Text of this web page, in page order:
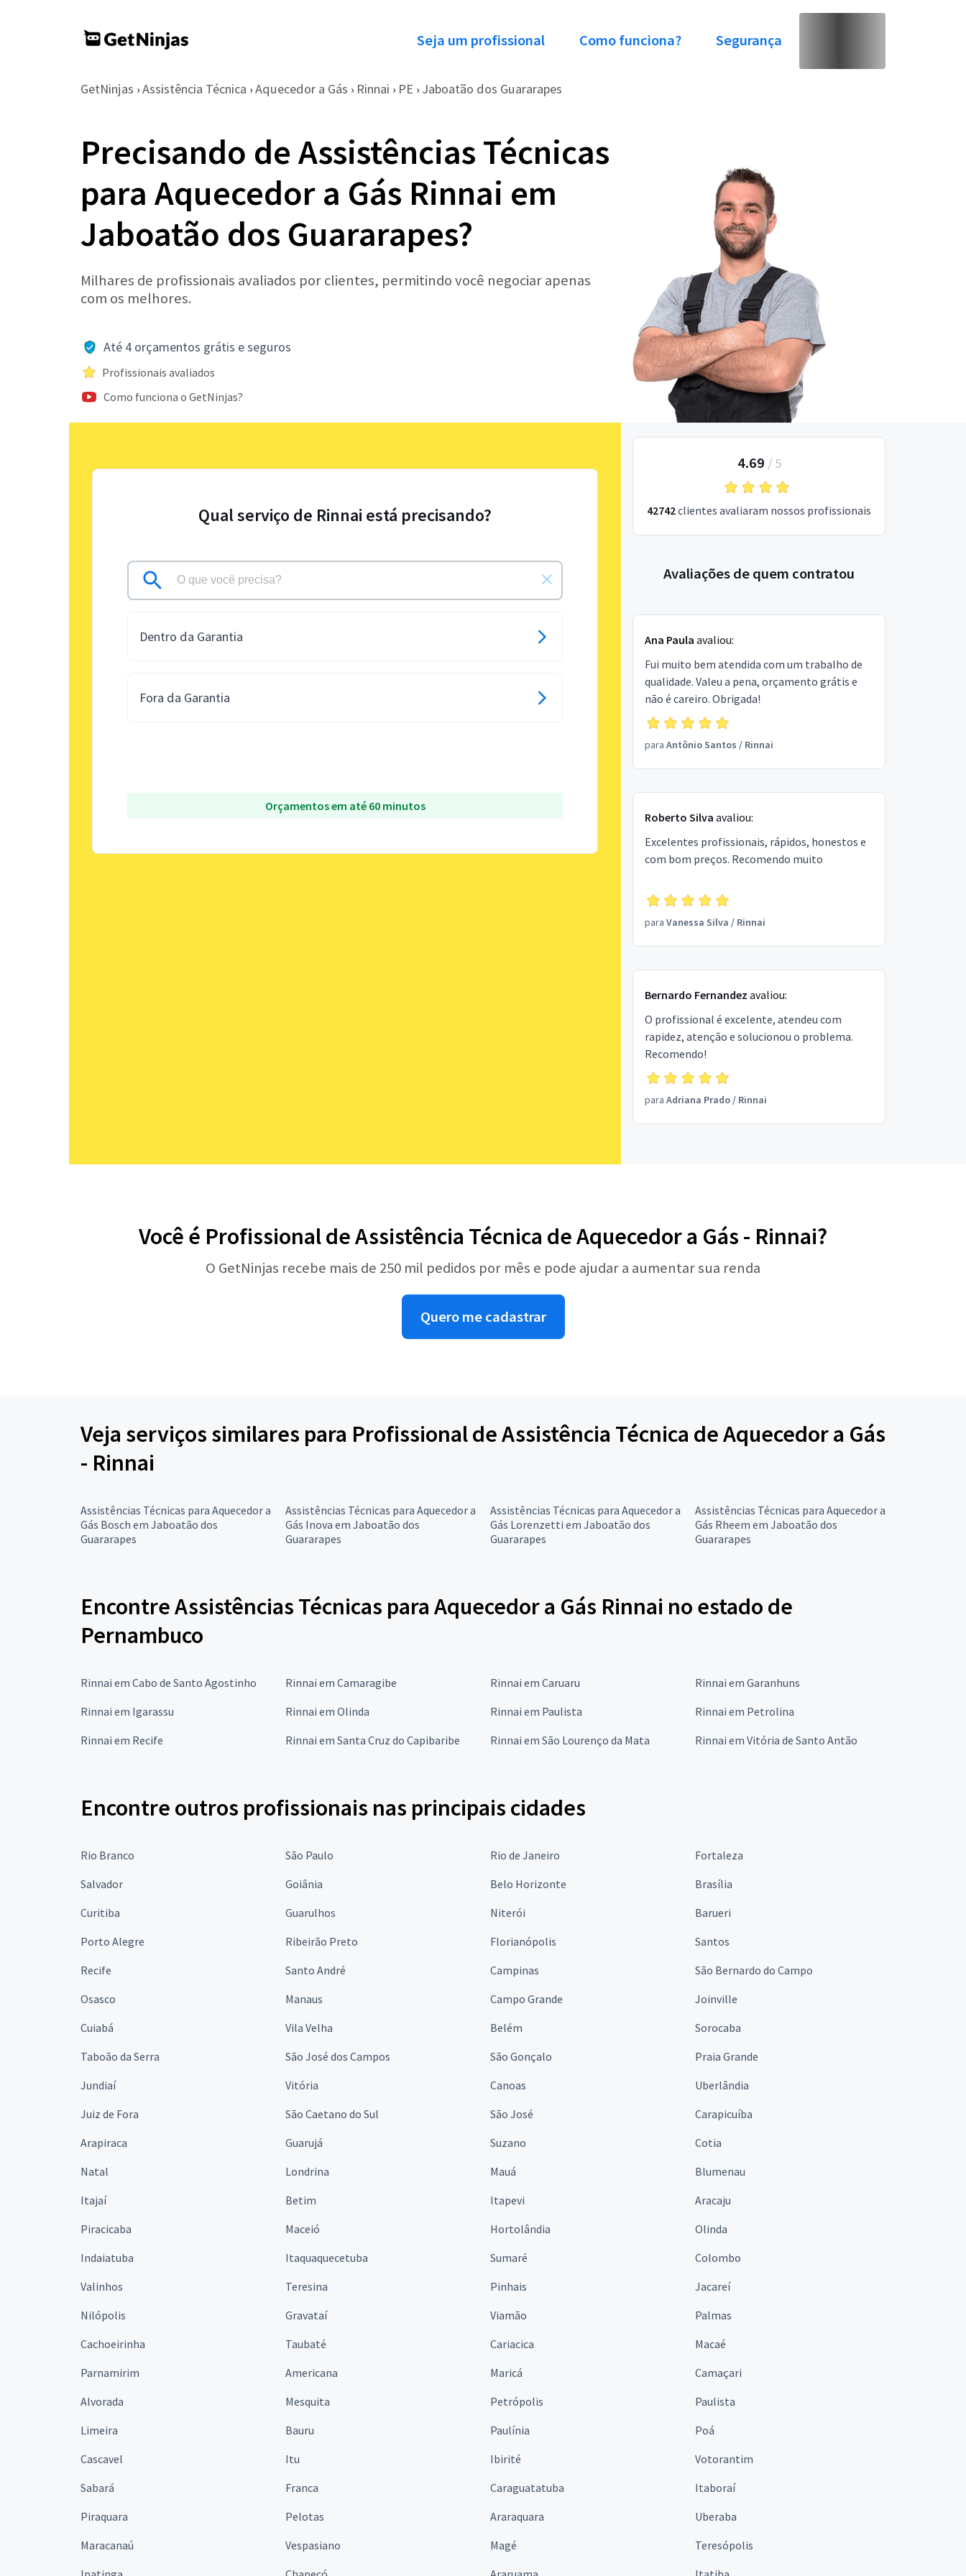
Seja um profissional Como funciona? Segurança
GetNinjas › Assistência Técnica › Aquecedor a Gás › Rinnai › PE › Jaboatão dos Guararapes
Precisando de Assistências Técnicas
para Aquecedor a Gás Rinnai em
Jaboatão dos Guararapes?
Milhares de profissionais avaliados por clientes, permitindo você negociar apenas
com os melhores.
Até 4 orçamentos grátis e seguros
Profissionais avaliados
Como funciona o GetNinjas?
Qual serviço de Rinnai está precisando?
Dentro da Garantia
Fora da Garantia
Orçamentos em até 60 minutos
4.69 / 5
42742clientes avaliaram nossos profissionais
Avaliações de quem contratou
Ana Paula avaliou:
Fui muito bem atendida com um trabalho de
qualidade. Valeu a pena, orçamento grátis e
não é careiro. Obrigada!
para Antônio Santos / Rinnai
Roberto Silva avaliou:
Excelentes profissionais, rápidos, honestos e
com bom preços. Recomendo muito
para Vanessa Silva / Rinnai
Bernardo Fernandez avaliou:
O profissional é excelente, atendeu com
rapidez, atenção e solucionou o problema.
Recomendo!
para Adriana Prado/ Rinnai
Você é Profissional de Assistência Técnica de Aquecedor a Gás - Rinnai?
O GetNinjas recebe mais de 250 mil pedidos por mês e pode ajudar a aumentar sua renda
Quero me cadastrar
Veja serviços similares para Profissional de Assistência Técnica de Aquecedor a Gás
- Rinnai
Assistências Técnicas para Aquecedor a
Gás Bosch em Jaboatão dos
Guararapes
Assistências Técnicas para Aquecedor a
Gás Inova em Jaboatão dos
Guararapes
Assistências Técnicas para Aquecedor a
Gás Lorenzetti em Jaboatão dos
Guararapes
Assistências Técnicas para Aquecedor a
Gás Rheem em Jaboatão dos
Guararapes
Encontre Assistências Técnicas para Aquecedor a Gás Rinnai no estado de
Pernambuco
Rinnai em Cabo de Santo Agostinho Rinnai em Camaragibe Rinnai em Caruaru
Rinnai em Garanhuns
Rinnai em Igarassu
Rinnai em Olinda Rinnai em Paulista
Rinnai em Petrolina
Rinnai em Recife
Rinnai em Santa Cruz do Capibaribe Rinnai em São Lourenço da Mata Rinnai em Vitória de Santo Antão
Encontre outros profissionais nas principais cidades
Rio Branco São Paulo Rio de Janeiro
Fortaleza
Salvador
Goiânia Belo Horizonte
Brasília
Curitiba
Guarulhos Niterói
Barueri
Porto Alegre
Ribeirão Preto Florianópolis
Santos
Recife
Santo André Campinas
São Bernardo do Campo
Osasco
Manaus Campo Grande
Joinville
Cuiabá
Vila Velha Belém
Sorocaba
Taboão da Serra
São José dos Campos São Gonçalo
Praia Grande
Jundiaí
Vitória Canoas
Uberlândia
Juiz de Fora
São Caetano do Sul São José
Carapicuíba
Arapiraca
Guarujá Suzano
Cotia
Natal
Londrina Mauá
Blumenau
Itajaí
Betim Itapevi
Aracaju
Piracicaba
Maceió Hortolândia
Olinda
Indaiatuba
Itaquaquecetuba Sumaré
Colombo
Valinhos
Teresina Pinhais
Jacareí
Nilópolis
Gravataí Viamão
Palmas
Cachoeirinha
Taubaté Cariacica
Macaé
Parnamirim
Americana Maricá
Camaçari
Alvorada
Mesquita Petrópolis
Paulista
Limeira
Bauru Paulínia
Poá
Cascavel
Itu Ibirité
Votorantim
Sabará
Franca Caraguatatuba
Itaboraí
Piraquara
Pelotas Araraquara
Uberaba
Maracanaú
Vespasiano Magé
Teresópolis